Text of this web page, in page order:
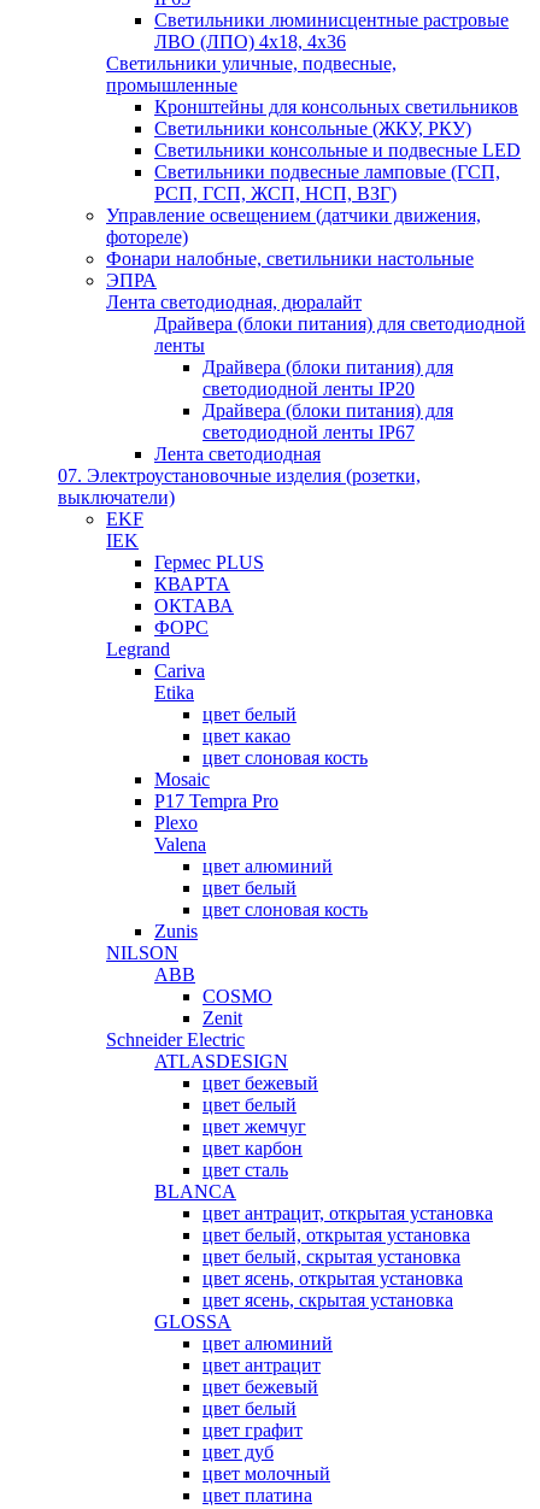
Светильники люминисцентные растровые
ЛВО (ЛПО) 4х18, 4х36
Светильники уличные, подвесные,
промышленные
Кронштейны для консольных светильников
Светильники консольные (ЖКУ, РКУ)
Светильники консольные и подвесные LED
Светильники подвесные ламповые (ГСП,
РСП, ГСП, ЖСП, НСП, ВЗГ)
Управление освещением (датчики движения,
фотореле)
Фонари налобные, светильники настольные
ЭПРА
Лента светодиодная, дюралайт
Драйвера (блоки питания) для светодиодной
ленты
Драйвера (блоки питания) для
светодиодной ленты IP20
Драйвера (блоки питания) для
светодиодной ленты IP67
Лента светодиодная
07. Электроустановочные изделия (розетки,
выключатели)
EKF
IEK
Гермес PLUS
КВАРТА
ОКТАВА
ФОРС
Legrand
Cariva
Etika
цвет белый
цвет какао
цвет слоновая кость
Mosaic
P17 Tempra Pro
Plexo
Valena
цвет алюминий
цвет белый
цвет слоновая кость
Zunis
NILSON
ABB
COSMO
Zenit
Schneider Electric
ATLASDESIGN
цвет бежевый
цвет белый
цвет жемчуг
цвет карбон
цвет сталь
BLANCA
цвет антрацит, открытая установка
цвет белый, открытая установка
цвет белый, скрытая установка
цвет ясень, открытая установка
цвет ясень, скрытая установка
GLOSSA
цвет алюминий
цвет антрацит
цвет бежевый
цвет белый
цвет графит
цвет дуб
цвет молочный
цвет платина